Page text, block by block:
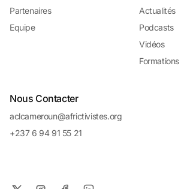
Partenaires
Equipe
Actualités
Podcasts
Vidéos
Formations
Nous Contacter
aclcameroun@africtivistes.org
+237 6 94 91 55 21